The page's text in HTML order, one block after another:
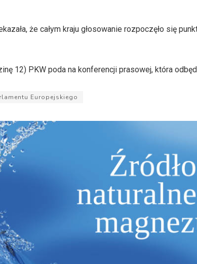
że całym kraju głosowanie rozpoczęło się
12) PKW poda na konferencji prasowej, która
Europejskiego